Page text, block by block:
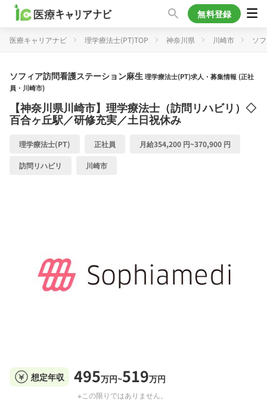
無料登録
医療キャリアナビ 理学療法士(PT)TOP 神奈川県 川崎市 ソ
ソフィア訪問看護ステーション麻生理学療法士(PT)求人・募集情報 (正社
員・川崎市)
【神奈川県川崎市】理学療法士（訪問リハビリ）◇
百合ヶ丘駅／研修充実／土日祝休み
理学療法士(PT) 正社員 月給354,200 円~370,900 円
訪問リハビリ 川崎市
想定年収 495万円~519万円
※この限りではありません。